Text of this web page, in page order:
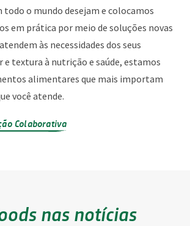
todo o mundo desejam e colocamos
em prática por meio de soluções novas
às necessidades dos seus
e textura à nutrição e saúde, estamos
alimentares que mais importam
você atende.
Colaborativa
nas notícias